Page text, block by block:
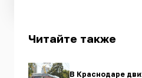
Читайте также
В Краснодаре